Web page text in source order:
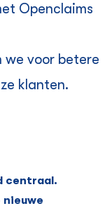
Openclaims
we voor betere
klanten.
centraal.
nieuwe